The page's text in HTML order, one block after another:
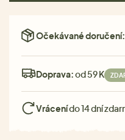
Očekávané doručení:
Doprava:od 59 Kč
Vrácenído 14 dní